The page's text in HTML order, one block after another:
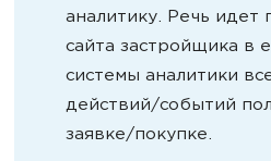
аналитику. Речь идет
сайта застройщика в
системы аналитики
действий/событий
заявке/покупке.